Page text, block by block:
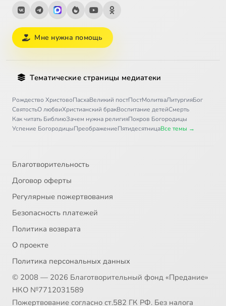
Мне нужна помощь
Тематические страницы медиатеки
Рождество ХристовоПасхаВеликий постПостМолитваЛитургияБог
СвятостьО любвиХристианский бракВоспитание детейСмерть
Как читать БиблиюЗачем нужна религияПокров Богородицы
Успение БогородицыПреображениеПятидесятницаВсе темы →
Благотворительность
Договор оферты
Регулярные пожертвования
Безопасность платежей
Политика возврата
О проекте
Политика персональных данных
© 2008 — 2026 Благотворительный фонд «Предание»
НКО №7712031589
Пожертвование согласно ст.582 ГК РФ. Без налога